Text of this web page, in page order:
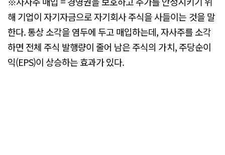
해 기업이 자기자금으로 자기회사 주식을 사들이는 것을 말
한다. 통상 소각을 염두에 두고 매입하는데, 자사주를 소각
하면 전체 주식 발행량이 줄어 남은 주식의 가치, 주당순이
익(EPS)이 상승하는 효과가 있다.